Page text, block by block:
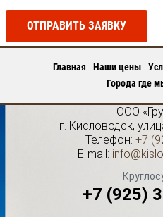
ОТПРАВИТЬ ЗАЯВКУ
Главная Наши цены
Города где
ООО
г. Кисловодск,
Телефон: +7
E-mail:
+7 (925)